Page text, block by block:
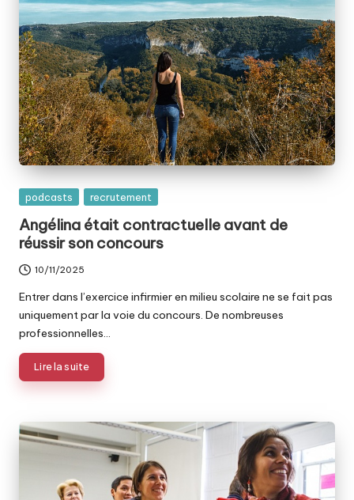
Posted
podcasts recrutement
Angélina était contractuelle avant de
réussir son concours
10/11/2025
Entrer dans l’exercice infirmier en milieu scolaire ne se fait pas
uniquement par la voie du concours. De nombreuses
professionnelles…
Lire la suite